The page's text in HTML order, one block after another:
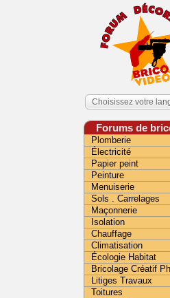
Choisissez votre
Forums de
Plomberie
Électricité
Papier peint
Peinture
Menuiserie
Sols . Carrelages
Maçonnerie
Isolation
Chauffage
Climatisation
Écologie Habitat
Bricolage Créatif
Litiges Travaux
Toitures